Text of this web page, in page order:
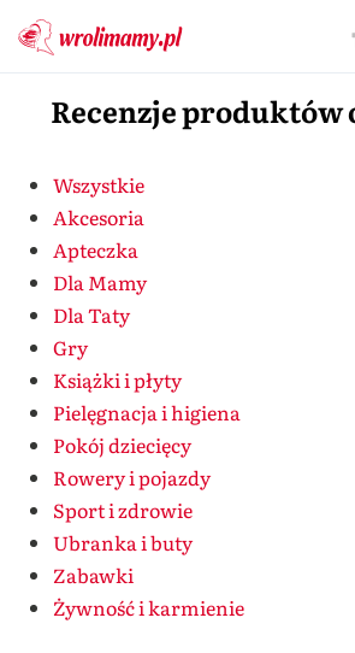
Recenzje produktów
Wszystkie
Akcesoria
Apteczka
Dla Mamy
Dla Taty
Gry
Książki i płyty
Pielęgnacja i higiena
Pokój dziecięcy
Rowery i pojazdy
Sport i zdrowie
Ubranka i buty
Zabawki
Żywność i karmienie